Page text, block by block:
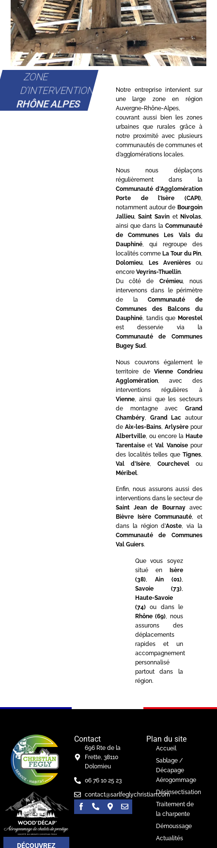
ZONE
D'INTERVENTION
RHÔNE ALPES
Notre entreprise intervient sur
une large zone en région
Auvergne-Rhône-Alpes,
couvrant aussi bien les zones
urbaines que rurales grâce à
notre proximité avec plusieurs
communautés de communes et
d’agglomérations locales.
Nous nous déplaçons
régulièrement dans la
Communauté d’Agglomération
Porte de l’Isère (CAPI),
notamment autour de Bourgoin
Jallieu,Saint Savin et Nivolas,
ainsi que dans la Communauté
de Communes Les Vals du
Dauphiné, qui regroupe des
localités comme La Tour du Pin,
Dolomieu, Les Avenièresou
encore Veyrins-Thuellin.
Du côté de Crémieu, nous
intervenons dans le périmètre
de laCommunauté de
Communes des Balcons du
Dauphiné, tandis que Morestel
est desservie via la
Communauté de Communes
Bugey Sud.
Nous couvrons également le
territoire deVienne Condrieu
Agglomération, avec des
interventions régulières à
Vienne, ainsi que les secteurs
de montagne avec Grand
Chambéry, Grand Lac autour
de Aix-les-Bains, Arlysèrepour
Albertville, ou encore la Haute
TarentaiseetVal Vanoisepour
des localités telles que Tignes
Val d’Isère, Courchevelou
Méribel.
Enfin, nous assurons aussi des
interventions dans le secteur de
Saint Jean de Bournayavec
Bièvre Isère Communauté, et
dans la région d’Aoste, via la
Communauté de Communes
Val Guiers.
Que vous soyez
situé en Isère
(38), Ain (01)
Savoie (73)
Haute-Savoie
(74)ou dans le
Rhône (69) , nous
assurons des
déplacements
rapides et un
accompagnement
personnalisé
partout dans la
région.
DÉCOUVREZ
Contact
696 Rte de la
Frette, 38110
Dolomieu
06 76 10 25 23
contact@sarlfeglychristian.com
Plan du site
Accueil
Sablage /
Décapage
Aérogommage
Désinsectisation
Traitement de
la charpente
Démoussage
Actualités